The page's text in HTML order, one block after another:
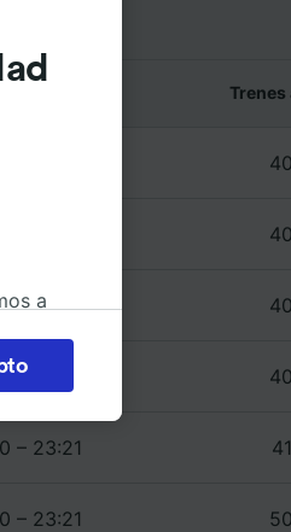
Trenes
40
40
– 23:21 40
– 23:21 40
– 23:21 41
– 23:21 50
a
la